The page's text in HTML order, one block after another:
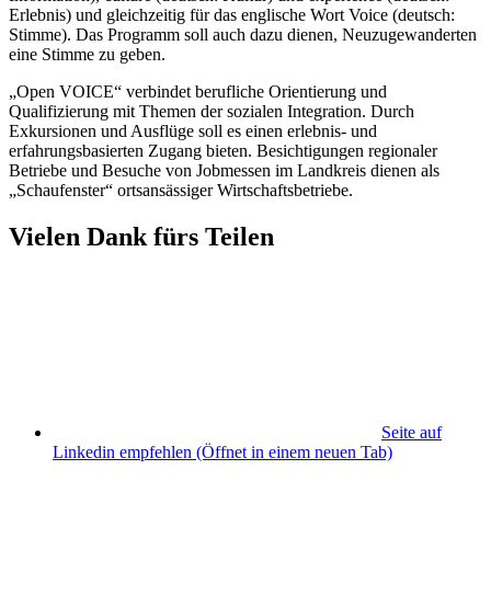
Erlebnis) und gleichzeitig für das englische Wort Voice (deutsch:
Stimme). Das Programm soll auch dazu dienen, Neuzugewanderten
eine Stimme zu geben.
„Open VOICE“ verbindet berufliche Orientierung und
Qualifizierung mit Themen der sozialen Integration. Durch
Exkursionen und Ausflüge soll es einen erlebnis- und
erfahrungsbasierten Zugang bieten. Besichtigungen regionaler
Betriebe und Besuche von Jobmessen im Landkreis dienen als
„Schaufenster“ ortsansässiger Wirtschaftsbetriebe.
Vielen Dank fürs Teilen
Seite auf
Linkedin empfehlen (Öffnet in einem neuen Tab)